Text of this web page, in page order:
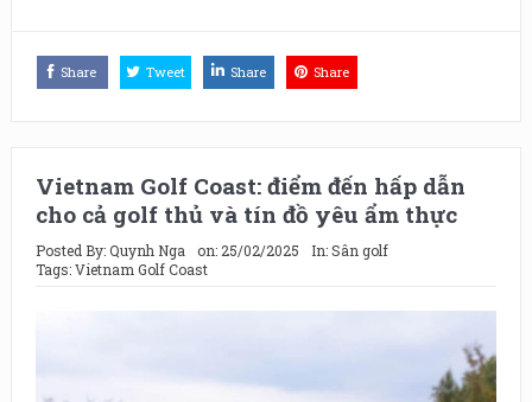
Share Tweet Share Share
Vietnam Golf Coast: điểm đến hấp dẫn
cho cả golf thủ và tín đồ yêu ẩm thực
Posted By:Quynh Nga on: 25/02/2025 In:Sân golf
Tags:Vietnam Golf Coast